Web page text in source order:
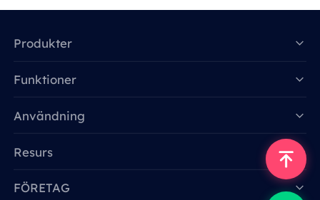
Produkter
Funktioner
Användning
Resurs
FÖRETAG